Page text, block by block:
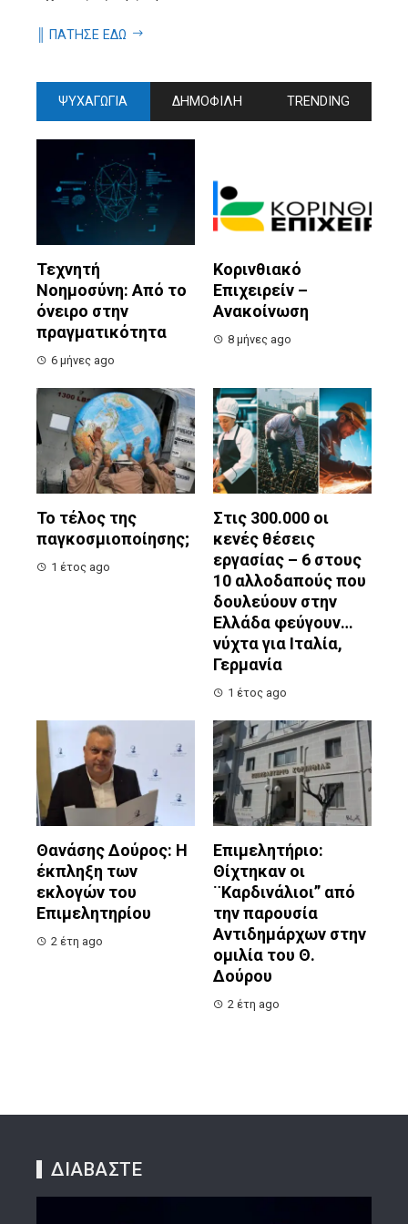
║ ΠΑΤΗΣΕ ΕΔΩ
ΨΥΧΑΓΩΓΙΑ ΔΗΜΟΦΙΛΗ TRENDING
Τεχνητή
Νοημοσύνη: Από το
όνειρο στην
πραγματικότητα
6 μήνες ago
Κορινθιακό
Επιχειρείν –
Ανακοίνωση
8 μήνες ago
Το τέλος της
παγκοσμιοποίησης;
1 έτος ago
Στις 300.000 οι
κενές θέσεις
εργασίας – 6 στους
10 αλλοδαπούς που
δουλεύουν στην
Ελλάδα φεύγουν…
νύχτα για Ιταλία,
Γερμανία
1 έτος ago
Θανάσης Δούρος: Η
έκπληξη των
εκλογών του
Επιμελητηρίου
2 έτη ago
Επιμελητήριο:
Θίχτηκαν οι
¨Καρδινάλιοι” από
την παρουσία
Αντιδημάρχων στην
ομιλία του Θ.
Δούρου
2 έτη ago
ΔΙΑΒΑΣΤΕ